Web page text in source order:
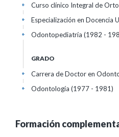
Curso clínico Integral de
+
Especialización en Docencia
+
Odontopediatría (1982 -
+
GRADO
Carrera de Doctor en
+
Odontología (1977 - 1981)
+
Formación